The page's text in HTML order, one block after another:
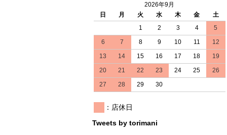
2026年9月
日
月 火 水 木 金
土
1
2 3 4
5
6
7 8 9 10 11
12
13
14 15 16 17 18
19
20
21 22 23 24 25
26
27
28 29 30
：店休日
Tweets by torimani